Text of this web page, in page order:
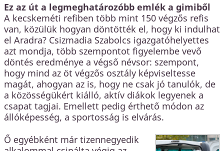
Ez az út a legmeghatározóbb emlék a gimiből
A kecskeméti refiben több mint 150 végzős refis
van, közülük hogyan döntötték el, hogy ki indulhat
el Aradra? Csizmadia Szabolcs igazgatóhelyettes
azt mondja, több szempontot figyelembe vevő
döntés eredménye a végső névsor: szempont,
hogy mind az öt végzős osztály képviseltesse
magát, ahogyan az is, hogy ne csak jó tanulók, de
a közösségükért kiálló, aktív diákok legyenek a
csapat tagjai. Emellett pedig érthető módon az
állóképesség, a sportosság is elvárás.
Ő egyébként már tizennegyedik